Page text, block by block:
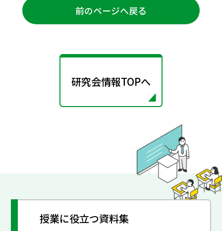
前のページへ戻る
研究会情報TOPへ
授業に役立つ資料集